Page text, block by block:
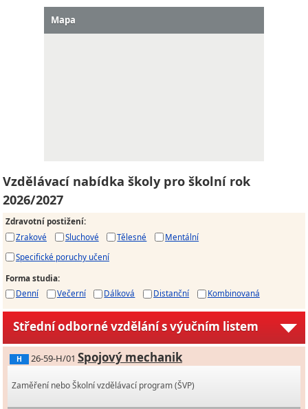
Mapa
Vzdělávací nabídka školy pro školní rok
2026/2027
Zdravotní postižení:
Zrakové
Sluchové Tělesné
Mentální
Specifické poruchy učení
Forma studia:
Denní
Večerní Dálková Distanční Kombinovaná
Střední odborné vzdělání s výučním listem
H 26-59-H/01 Spojový mechanik
Zaměření nebo Školní vzdělávací program (ŠVP)